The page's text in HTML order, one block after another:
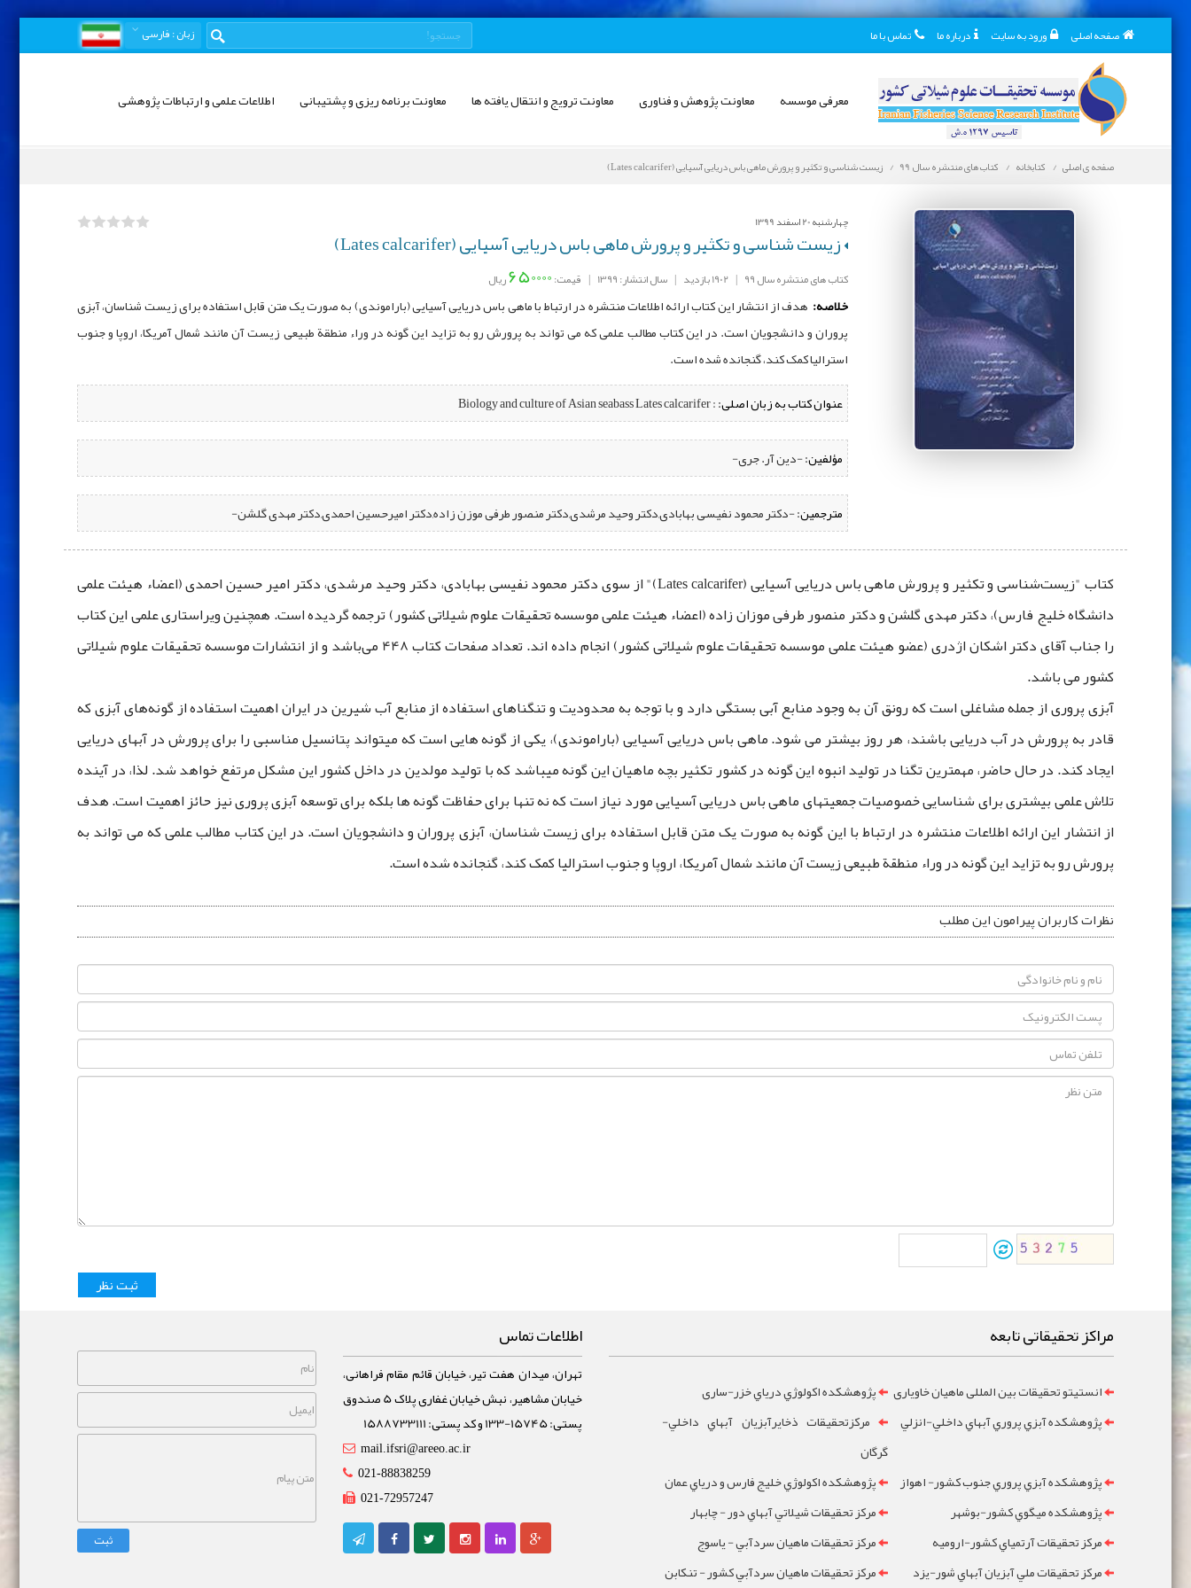
صفحه اصلی ورود به سایت درباره ما تماس با ما زبان: فارسی
معرفی موسسه معاونت پژوهش و فناوری معاونت ترویج و انتقال یافته ها معاونت برنامه ریزی و پشتیبانی اطلاعات علمی و ارتباطات پژوهشی
صفحه ی اصلی کتابخانه کتاب های منتشره سال 99 زیست‌ شناسی و تکثیر و پرورش ماهی ‌باس دریایی آسیایی (Lates calcarifer)
چهارشنبه 20 اسفند 1399
زیست‌ شناسی و تکثیر و پرورش ماهی ‌باس دریایی آسیایی (Lates calcarifer)
کتاب های منتشره سال 99 | 1902 بازدید | سال انتشار: 1399 | قیمت:650000ریال
خلاصه: هدف از انتشار این کتاب ارائه اطلاعات منتشره در ارتباط با ماهی باس دریایی آسیایی (باراموندی) به صورت یک متن قابل استفاده برای زیست شناسان، آبزی
پروران و دانشجویان است. در این کتاب مطالب علمی که می تواند به پرورش رو به تزاید این گونه در وراء منطقة طبیعی زیست آن مانند شمال آمریکا، اروپا و جنوب
استرالیا کمک کند، گنجانده شده است.
عنوان کتاب به زبان اصلی:: Biology and culture of Asian seabass Lates calcarifer
مؤلفین:‌ -دین آر. جری-
مترجمین:‌ -دکتر محمود نفیسی بهابادی,دکتر وحید مرشدی,دکتر منصور طرفی موزن ‌زاده,دکتر امیرحسین احمدی,دکتر مهدی گلشن-
کتاب "زیست‌شناسی و تکثیر و پرورش ماهی ‌باس دریایی آسیایی (Lates calcarifer)" از سوی دکتر محمود نفیسی بهابادی، دکتر وحید مرشدی، دکتر امیر حسین احمدی (اعضاء هیئت علمی
دانشگاه خلیج فارس)، دکتر مهدی گلشن و دکتر منصور طرفی موزان زاده (اعضاء هیئت علمی موسسه تحقیقات علوم شیلاتی کشور) ترجمه گردیده است. همچنین ویراستاری علمی این کتاب
را جناب آقای دکتر اشکان اژدری (عضو هیئت علمی موسسه تحقیقات علوم شیلاتی کشور) انجام داده‌ اند. تعداد صفحات کتاب 448 می‌باشد و از انتشارات موسسه تحقیقات علوم شیلاتی
کشور می باشد.
آبزی ‌‌پروری از جمله مشاغلی است که رونق آن به وجود منابع آبی بستگی دارد و با توجه به محدودیت و تنگناهای استفاده از منابع آب شیرین در ایران اهمیت استفاده از گونه‌های آبزی که
قادر به پرورش در آب دریایی باشند، هر روز بیشتر می شود. ماهی باس دریایی آسیایی (باراموندی)، یکی از گونه ‌هایی است که میتواند پتانسیل مناسبی را برای پرورش در آبهای دریایی
ایجاد کند. در حال حاضر، مهمترین تگنا در تولید انبوه این گونه در کشور تکثیر بچه ماهیان این گونه میباشد که با تولید مولدین در داخل کشور این مشکل مرتفع خواهد شد. لذا، در آینده
تلاش علمی بیشتری برای شناسایی خصوصیات جمعیتهای ماهی باس دریایی آسیایی مورد نیاز است که نه تنها برای حفاظت گونه ‌ها بلکه برای توسعه آبزی پروری نیز حائز اهمیت است. هدف
از انتشار این ارائه اطلاعات منتشره در ارتباط با این گونه به صورت یک متن قابل استفاده برای زیست شناسان، آبزی پروران و دانشجویان است. در این کتاب مطالب علمی که می تواند به
پرورش رو به تزاید این گونه در وراء منطقة طبیعی زیست آن مانند شمال آمریکا، اروپا و جنوب استرالیا کمک کند، گنجانده شده است.
نظرات کاربران پیرامون این مطلب
مراکز تحقیقاتی تابعه
انستیتو تحقیقات بین المللی ماهیان خاویاری
پژوهشکده اکولوژي درياي خزر-ساری
پژوهشکده آبزي پروري آبهاي داخلي-انزلي
مرکزتحقيقات ذخايرآبزيان آبهاي داخلي-
گرگان
پژوهشکده آبزي پروري جنوب کشور- اهواز
پژوهشکده اکولوژي خليج فارس و درياي عمان
پژوهشکده ميگوي کشور-بوشهر
مرکز تحقيقات شيلاتي آبهاي دور - چابهار
مرکز تحقيقات آرتمياي کشور-ارومیه
مرکز تحقيقات ماهيان سردآبي - ياسوج
مرکز تحقيقات ملي آبزيان آبهاي شور-یزد
مرکز تحقيقات ماهيان سردآبي کشور - تنکابن
اطلاعات تماس
تهران، میدان هفت تیر، خیابان قائم مقام فراهانی،
خیابان مشاهیر، نبش خیابان غفاری پلاک 5 صندوق
پستی: 15745-133 و کد پستی: 1588733111
mail.ifsri@areeo.ac.ir
021-88838259
021-72957247
ثبت